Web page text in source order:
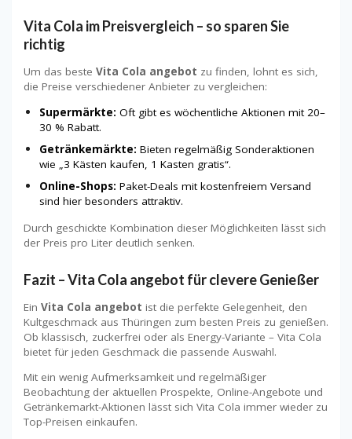
Vita Cola im Preisvergleich – so sparen Sie
richtig
Um das beste Vita Cola angebot zu finden, lohnt es sich,
die Preise verschiedener Anbieter zu vergleichen:
Supermärkte: Oft gibt es wöchentliche Aktionen mit 20–
30 % Rabatt.
Getränkemärkte: Bieten regelmäßig Sonderaktionen
wie „3 Kästen kaufen, 1 Kasten gratis“.
Online-Shops: Paket-Deals mit kostenfreiem Versand
sind hier besonders attraktiv.
Durch geschickte Kombination dieser Möglichkeiten lässt sich
der Preis pro Liter deutlich senken.
Fazit – Vita Cola angebot für clevere Genießer
Ein Vita Cola angebot ist die perfekte Gelegenheit, den
Kultgeschmack aus Thüringen zum besten Preis zu genießen.
Ob klassisch, zuckerfrei oder als Energy-Variante – Vita Cola
bietet für jeden Geschmack die passende Auswahl.
Mit ein wenig Aufmerksamkeit und regelmäßiger
Beobachtung der aktuellen Prospekte, Online-Angebote und
Getränkemarkt-Aktionen lässt sich Vita Cola immer wieder zu
Top-Preisen einkaufen.